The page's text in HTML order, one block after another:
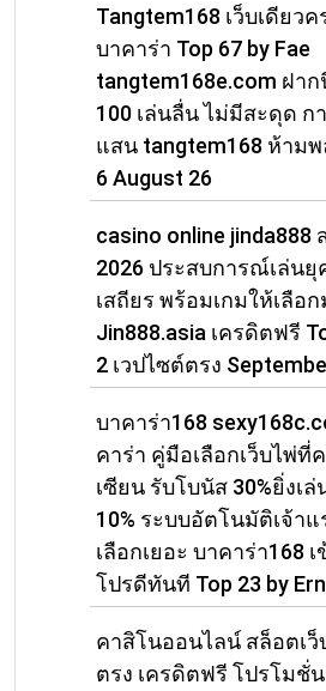
Tangtem168 เว็บเดียว
บาคาร่า Top 67 by Fae
tangtem168e.com ฝา
100 เล่นลื่น ไม่มีสะดุด ก
แสน tangtem168 ห้าม
6 August 26
casino online jinda888
2026 ประสบการณ์เล่นยุ
เสถียร พร้อมเกมให้เลือ
Jin888.asia เครดิตฟรี
2 เวปไซต์ตรง
บาคาร่า168
คาร่า คู่มือเลือกเว็บไพ่ที่
เซียน รับโบนัส 30%ยิ่งเ
10% ระบบอัตโนมัติเจ้า
เลือกเยอะ บาคาร่า168
โปรดีทันที Top 23 by
คาสิโนออนไลน์ สล็อตเว็
ตรง เครดิตฟรี โปรโมชั่น